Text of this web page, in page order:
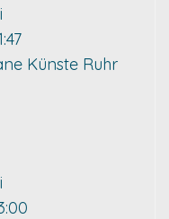
Künste Ruhr